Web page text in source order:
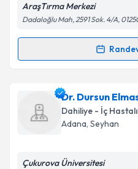
Kişisel verilerimin
Metni'ni okudum ve
kapsamda
AraşTırma Merkezi
Dadaloğlu Mah, 2591 Sok. 4/A,
Randevu Takvimi
Uzm. Dr. Fatih Köse
oluşturun. Size bu
takvim hazırlandığında
Dr. Dursun
Dahiliye - İç
Adana, Seyhan
Çukurova Üniversitesi